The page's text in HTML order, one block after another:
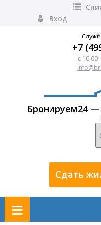
Вход
+7
с
Бронируем24 —
Сдать
≡